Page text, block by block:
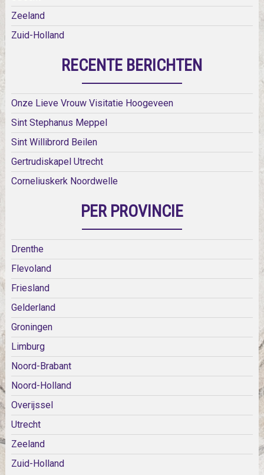
Zeeland
Zuid-Holland
RECENTE BERICHTEN
Onze Lieve Vrouw Visitatie Hoogeveen
Sint Stephanus Meppel
Sint Willibrord Beilen
Gertrudiskapel Utrecht
Corneliuskerk Noordwelle
PER PROVINCIE
Drenthe
Flevoland
Friesland
Gelderland
Groningen
Limburg
Noord-Brabant
Noord-Holland
Overijssel
Utrecht
Zeeland
Zuid-Holland